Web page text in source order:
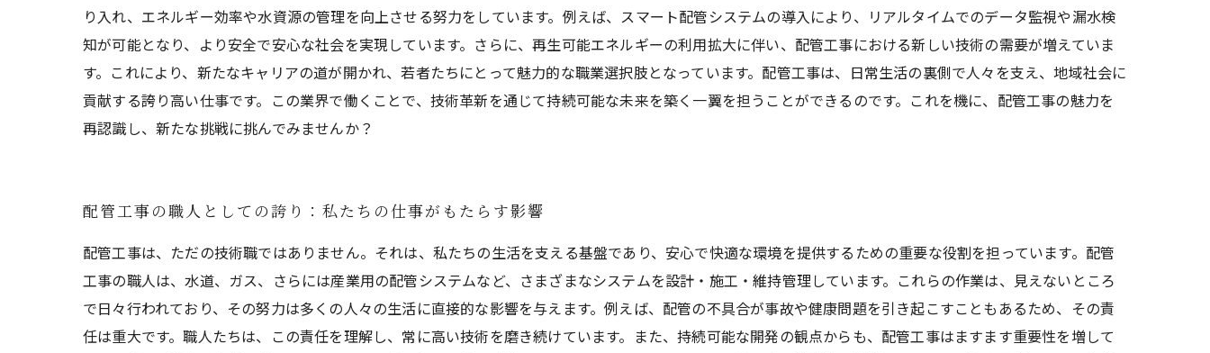
り入れ、エネルギー効率や水資源の管理を向上させる努力をしています。例えば、スマート配管システムの導入により、リアルタイムでのデータ監視や漏水検
知が可能となり、より安全で安心な社会を実現しています。さらに、再生可能エネルギーの利用拡大に伴い、配管工事における新しい技術の需要が増えていま
す。これにより、新たなキャリアの道が開かれ、若者たちにとって魅力的な職業選択肢となっています。配管工事は、日常生活の裏側で人々を支え、地域社会に
貢献する誇り高い仕事です。この業界で働くことで、技術革新を通じて持続可能な未来を築く一翼を担うことができるのです。これを機に、配管工事の魅力を
再認識し、新たな挑戦に挑んでみませんか？
配管工事の職人としての誇り：私たちの仕事がもたらす影響
配管工事は、ただの技術職ではありません。それは、私たちの生活を支える基盤であり、安心で快適な環境を提供するための重要な役割を担っています。配管
工事の職人は、水道、ガス、さらには産業用の配管システムなど、さまざまなシステムを設計・施工・維持管理しています。これらの作業は、見えないところ
で日々行われており、その努力は多くの人々の生活に直接的な影響を与えます。例えば、配管の不具合が事故や健康問題を引き起こすこともあるため、その責
任は重大です。職人たちは、この責任を理解し、常に高い技術を磨き続けています。また、持続可能な開発の観点からも、配管工事はますます重要性を増して